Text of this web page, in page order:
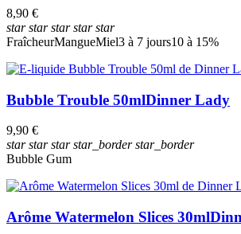
8,90 €
starstarstarstarstar
FraîcheurMangueMiel3 à 7 jours10 à 15%
Bubble Trouble 50mlDinner Lady
9,90 €
starstarstarstar_borderstar_border
Bubble Gum
Arôme Watermelon Slices 30ml